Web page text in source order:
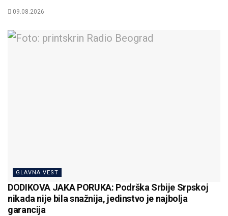
09.08.2026
GLAVNA VEST
DODIKOVA JAKA PORUKA: Podrška Srbije Srpskoj
nikada nije bila snažnija, jedinstvo je najbolja
garancija